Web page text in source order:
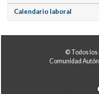
Calendario laboral
© Todos
Comunidad